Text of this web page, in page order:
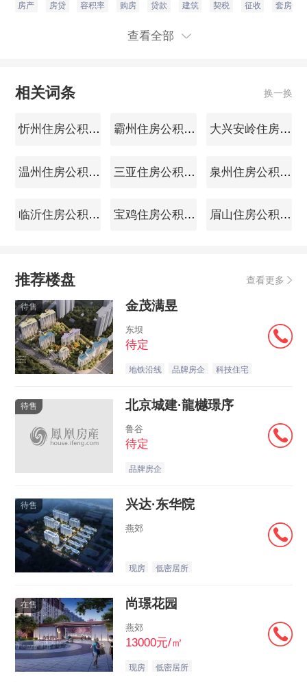
房产 房贷 容积率 购房 贷款 建筑 契税 征收 套房
查看全部
相关词条 换一换
忻州住房公积金查询 霸州住房公积金查询 大兴安岭住房公积金查询
温州住房公积金查询 三亚住房公积金查询 泉州住房公积金查询
临沂住房公积金查询 宝鸡住房公积金查询 眉山住房公积金查询
推荐楼盘 查看更多
待售 金茂满昱
东坝
待定
地铁沿线 品牌房企 科技住宅
待售 北京城建·龍樾璟序
鲁谷
待定
品牌房企
待售 兴达·东华院
燕郊
现房 低密居所
在售 尚璟花园
燕郊
13000元/㎡
现房 低密居所